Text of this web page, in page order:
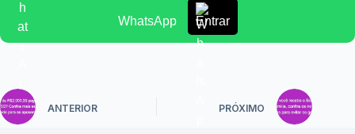
WhatsApp Entrar
ANTERIOR PRÓXIMO